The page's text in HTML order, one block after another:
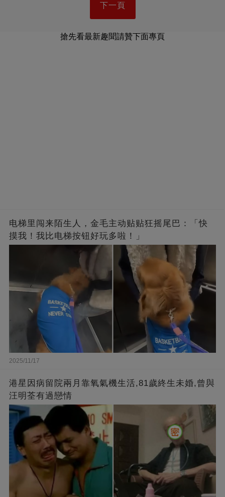
下一頁
搶先看最新趣聞請贊下面專頁
电梯里闯来陌生人，金毛主动贴贴狂摇尾巴：「快
摸我！我比电梯按钮好玩多啦！」
2025/11/17
港星因病留院兩月靠氧氣機生活,81歲終生未婚,曾與
汪明荃有過戀情